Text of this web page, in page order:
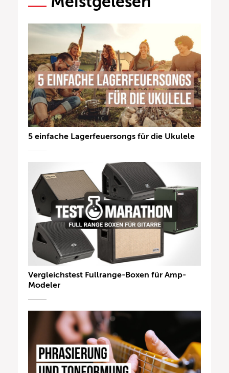
5 einfache Lagerfeuersongs für die Ukulele
Vergleichstest Fullrange-Boxen für Amp-
Modeler